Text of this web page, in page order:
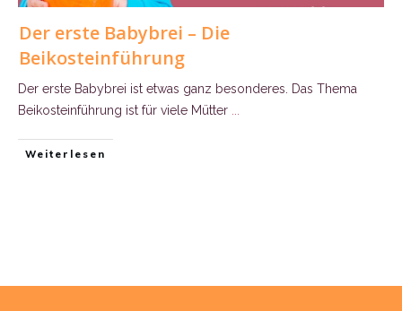
Der erste Babybrei – Die
Beikosteinführung
Der erste Babybrei ist etwas ganz besonderes. Das Thema
Beikosteinführung ist für viele Mütter
Weiterlesen